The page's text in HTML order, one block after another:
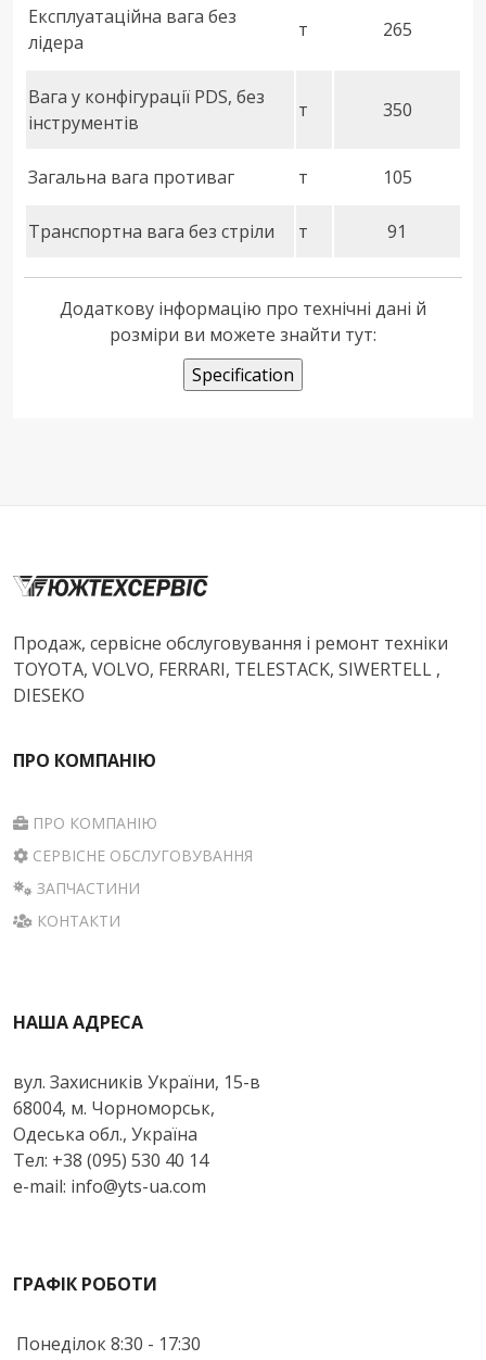
Експлуатаційна вага без
лідера
т 265
Вага у конфігурації PDS, без
інструментів
т 350
Загальна вага противаг т 105
Транспортна вага без стріли т 91
Додаткову інформацію про технічні дані й
розміри ви можете знайти тут:
Продаж, сервісне обслуговування і ремонт техніки
TOYOTA, VOLVO, FERRARI, TELESTACK, SIWERTELL ,
DIESEKO
ПРО КОМПАНІЮ
ПРО КОМПАНІЮ
СЕРВІСНЕ ОБСЛУГОВУВАННЯ
ЗАПЧАСТИНИ
КОНТАКТИ
НАША АДРЕСА
вул. Захисників України, 15-в
68004, м. Чорноморськ,
Одеська обл., Україна
Тел: +38 (095) 530 40 14
e-mail: info@yts-ua.com
ГРАФІК РОБОТИ
Понеділок8:30 - 17:30